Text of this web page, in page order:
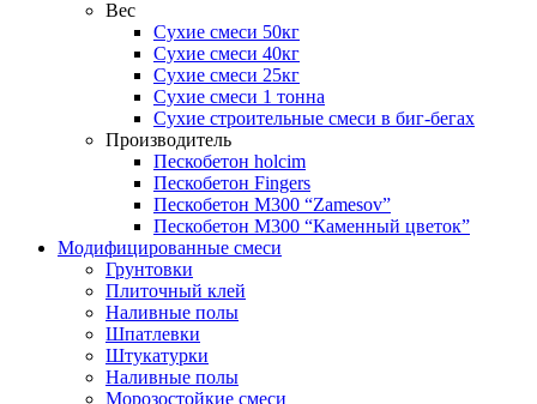
Вес
Сухие смеси 50кг
Сухие смеси 40кг
Сухие смеси 25кг
Сухие смеси 1 тонна
Сухие строительные смеси в биг-бегах
Производитель
Пескобетон holcim
Пескобетон Fingers
Пескобетон М300 “Zamesov”
Пескобетон М300 “Каменный цветок”
Модифицированные смеси
Грунтовки
Плиточный клей
Наливные полы
Шпатлевки
Штукатурки
Наливные полы
Морозостойкие смеси